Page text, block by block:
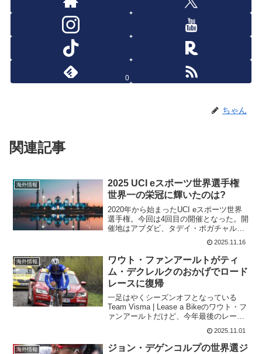
0
ちゃん
関連記事
海外情報
2025 UCI eスポーツ世界選手権
世界一の栄冠に輝いたのは?
2020年から始まったUCI eスポーツ世界
選手権。今回は4回目の開催となった。開
催地はアブダビ、タデイ・ポガチャルも
現地で観戦していた。隣はサガン。
Spotted at #AbuDhabi2025. 👀
pic.twitter.com/P...
2025.11.16
海外情報
ワウト・ファンアールトがティ
ム・デクレルクのおかげでロード
レースに復帰
一足はやくシーズンオフとなっている
Team Visma | Lease a Bikeのワウト・フ
ァンアールトだけど、今年最後のレース
に参加する。11月1日に開催されるLidl -
Trekのティム・デクレルクの送別レース
に参加するのだ。Af...
2025.11.01
海外情報
ジョン・デゲンコルプの世界選ジ